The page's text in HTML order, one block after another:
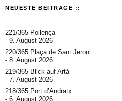
NEUESTE BEITRÄGE ::
221/365 Pollença
9. August 2026
220/365 Plaça de Sant Jeroni
8. August 2026
219/365 Blick auf Artà
7. August 2026
218/365 Port d’Andratx
6. August 2026